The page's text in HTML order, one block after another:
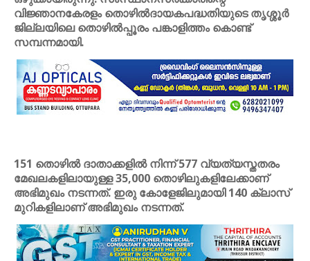
വിജ്ഞാനകേരളം തൊഴിൽദായകപദ്ധതിയുടെ തൃശ്ശൂർ
ജില്ലയിലെ തൊഴിൽപ്പൂരം പങ്കാളിത്തം കൊണ്ട്
സമ്പന്നമായി.
151 തൊഴിൽ ദാതാക്കളിൽ നിന്ന് 577 വ്യത്യസ്തതരം
മേഖലകളിലായുള്ള 35,000 തൊഴിലുകളിലേക്കാണ്
അഭിമുഖം നടന്നത്. ഇരു കോളേജിലുമായി 140 ക്ലാസ്
മുറികളിലാണ് അഭിമുഖം നടന്നത്.